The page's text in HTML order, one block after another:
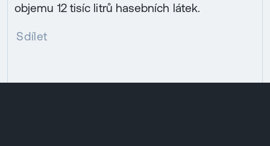
objemu 12 tisíc litrů hasebních látek.
Sdílet